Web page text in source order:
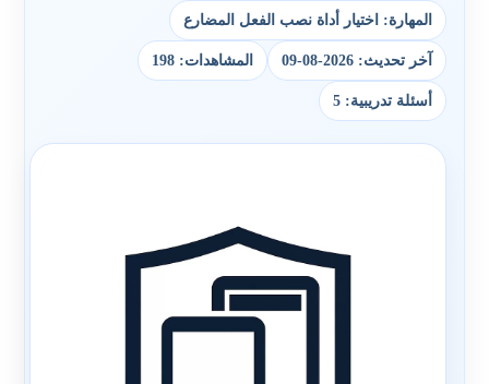
المهارة: اختيار أداة نصب الفعل المضارع
آخر تحديث: 2026-08-09 المشاهدات: 198
أسئلة تدريبية: 5